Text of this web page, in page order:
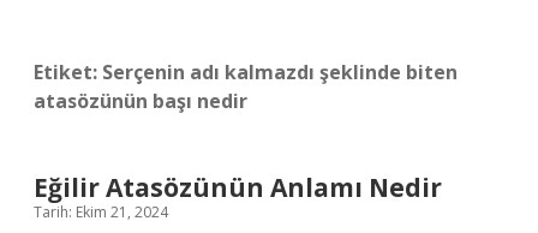
Etiket: Serçenin adı kalmazdı şeklinde biten
atasözünün başı nedir
Eğilir Atasözünün Anlamı Nedir
Tarih: Ekim 21, 2024